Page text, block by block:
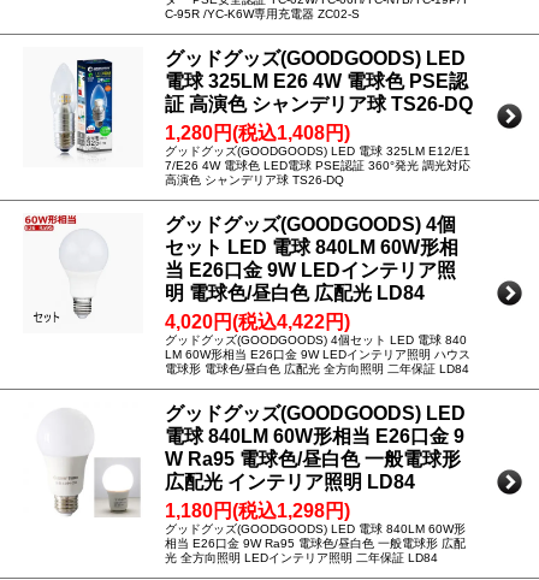
C-95R /YC-K6W専用充電器 ZC02-S
グッドグッズ(GOODGOODS) LED
電球 325LM E26 4W 電球色 PSE認
証 高演色 シャンデリア球 TS26-DQ
1,280円(税込1,408円)
グッドグッズ(GOODGOODS) LED 電球 325LM E12/E1
7/E26 4W 電球色 LED電球 PSE認証 360°発光 調光対応
高演色 シャンデリア球 TS26-DQ
グッドグッズ(GOODGOODS) 4個
セット LED 電球 840LM 60W形相
当 E26口金 9W LEDインテリア照
明 電球色/昼白色 広配光 LD84
4,020円(税込4,422円)
グッドグッズ(GOODGOODS) 4個セット LED 電球 840
LM 60W形相当 E26口金 9W LEDインテリア照明 ハウス
電球形 電球色/昼白色 広配光 全方向照明 二年保証 LD84
グッドグッズ(GOODGOODS) LED
電球 840LM 60W形相当 E26口金 9
W Ra95 電球色/昼白色 一般電球形
広配光 インテリア照明 LD84
1,180円(税込1,298円)
グッドグッズ(GOODGOODS) LED 電球 840LM 60W形
相当 E26口金 9W Ra95 電球色/昼白色 一般電球形 広配
光 全方向照明 LEDインテリア照明 二年保証 LD84